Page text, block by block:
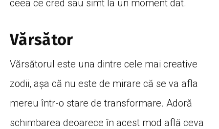
ceea ce cred sau simt la un moment dat.
Vărsător
Vărsătorul este una dintre cele mai creative
zodii, așa că nu este de mirare că se va afla
mereu într-o stare de transformare. Adoră
schimbarea deoarece în acest mod află ceva